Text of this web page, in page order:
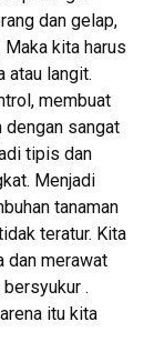
dan gelap,
Maka kita harus
atau langit.
membuat
dengan sangat
tipis dan
Menjadi
tanaman
teratur. Kita
dan merawat
.
itu kita